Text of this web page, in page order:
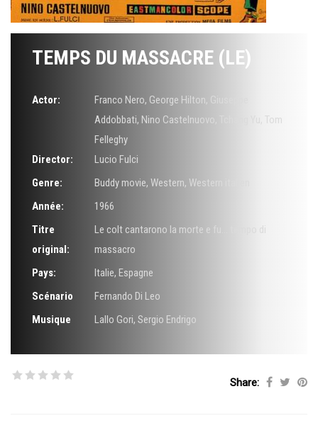
TEMPS DU MASSACRE (LE)
Actor: Franco Nero, George Hilton, Giuseppe
Addobbati, Nino Castelnuovo
Tom
Felleghy
Director:
Lucio Fulci
Genre:
Buddy movie, Western, Western italien
Année:
1966
Titre
original:
Le colt cantarono la morte e fu... tempo di
massacro
Pays:
Italie, Espagne
Scénario
Fernando Di Leo
Musique
Lallo Gori, Sergio Endrigo
Share: